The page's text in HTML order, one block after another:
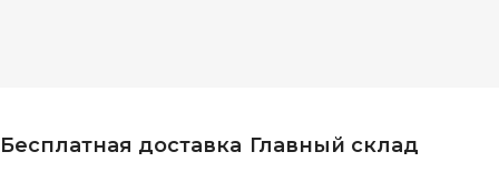
Бесплатная доставка Главный склад